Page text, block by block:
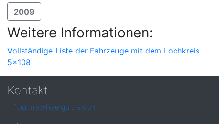
2009
Weitere Informationen:
Vollständige Liste der Fahrzeuge mit dem Lochkreis
5x108
Kontakt
info@tirewheelguide.com